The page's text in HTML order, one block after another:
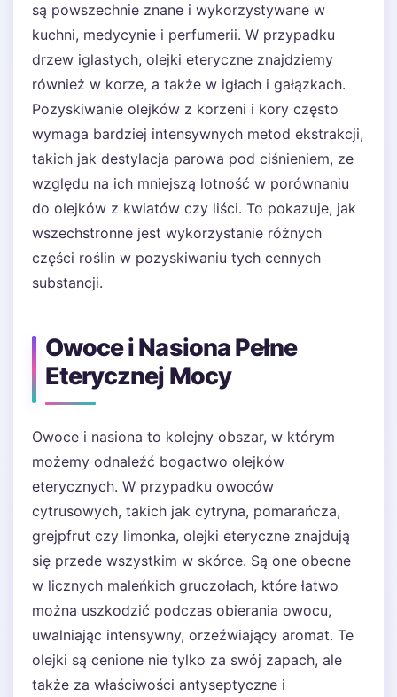
są powszechnie znane i wykorzystywane w
kuchni, medycynie i perfumerii. W przypadku
drzew iglastych, olejki eteryczne znajdziemy
również w korze, a także w igłach i gałązkach.
Pozyskiwanie olejków z korzeni i kory często
wymaga bardziej intensywnych metod ekstrakcji,
takich jak destylacja parowa pod ciśnieniem, ze
względu na ich mniejszą lotność w porównaniu
do olejków z kwiatów czy liści. To pokazuje, jak
wszechstronne jest wykorzystanie różnych
części roślin w pozyskiwaniu tych cennych
substancji.
Owoce i Nasiona Pełne
Eterycznej Mocy
Owoce i nasiona to kolejny obszar, w którym
możemy odnaleźć bogactwo olejków
eterycznych. W przypadku owoców
cytrusowych, takich jak cytryna, pomarańcza,
grejpfrut czy limonka, olejki eteryczne znajdują
się przede wszystkim w skórce. Są one obecne
w licznych maleńkich gruczołach, które łatwo
można uszkodzić podczas obierania owocu,
uwalniając intensywny, orzeźwiający aromat. Te
olejki są cenione nie tylko za swój zapach, ale
także za właściwości antyseptyczne i